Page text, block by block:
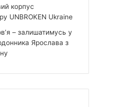
корпус
UNBROKEN Ukraine
– залишатимусь у
Ярослава з